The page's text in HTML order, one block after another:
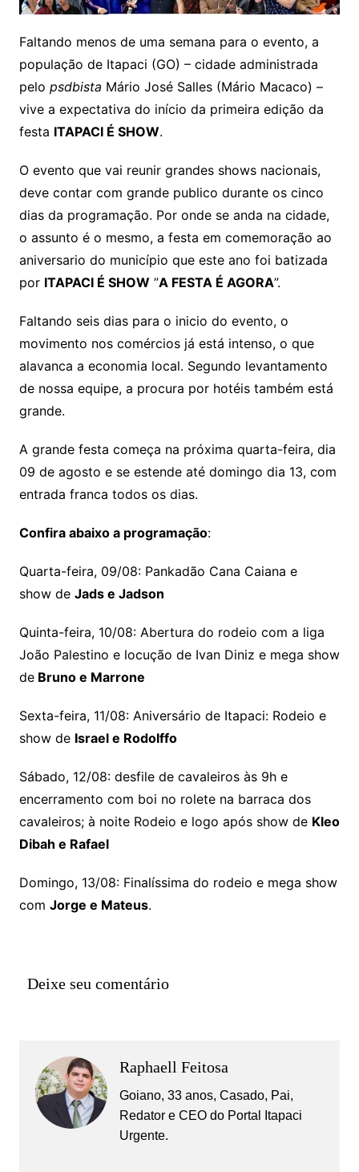
Faltando menos de uma semana para o evento, a
população de Itapaci (GO) – cidade administrada
pelo psdbista Mário José Salles (Mário Macaco) –
vive a expectativa do início da primeira edição da
festa ITAPACI É SHOW.
O evento que vai reunir grandes shows nacionais,
deve contar com grande publico durante os cinco
dias da programação. Por onde se anda na cidade,
o assunto é o mesmo, a festa em comemoração ao
aniversario do município que este ano foi batizada
por ITAPACI É SHOW”A FESTA É AGORA”.
Faltando seis dias para o inicio do evento, o
movimento nos comércios já está intenso, o que
alavanca a economia local. Segundo levantamento
de nossa equipe, a procura por hotéis também está
grande.
A grande festa começa na próxima quarta-feira, dia
09 de agosto e se estende até domingo dia 13, com
entrada franca todos os dias.
Confira abaixo a programação:
Quarta-feira, 09/08: Pankadão Cana Caiana e
show de Jads e Jadson
Quinta-feira, 10/08: Abertura do rodeio com a liga
João Palestino e locução de Ivan Diniz e mega show
deBruno e Marrone
Sexta-feira, 11/08: Aniversário de Itapaci: Rodeio e
show de Israel e Rodolffo
Sábado, 12/08: desfile de cavaleiros às 9h e
encerramento com boi no rolete na barraca dos
cavaleiros; à noite Rodeio e logo após show de Kleo
Dibah e Rafael
Domingo, 13/08: Finalíssima do rodeio e mega show
com Jorge e Mateus.
Deixe seu comentário
Raphaell Feitosa
Goiano, 33 anos, Casado, Pai,
Redator e CEO do Portal Itapaci
Urgente.